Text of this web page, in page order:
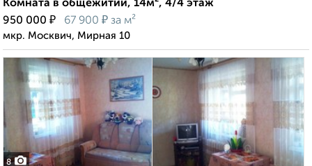
Комната в общежитии, 14м², 4/4 этаж
950 000 ₽ 67 900 ₽ за м²
мкр. Москвич, Мирная 10
8